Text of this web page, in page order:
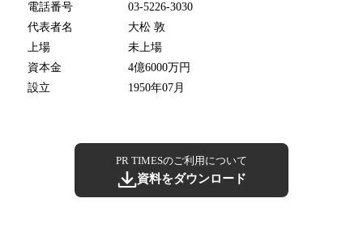
電話番号
03-5226-3030
代表者名
大松 敦
上場
未上場
資本金
4億6000万円
設立
1950年07月
PR TIMESのご利用について
資料をダウンロード